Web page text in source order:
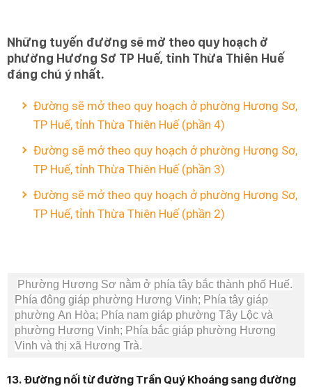
Những tuyến đường sẽ mở theo quy hoạch ở
phường Hương Sơ TP Huế, tỉnh Thừa Thiên Huế
đáng chú ý nhất.
Đường sẽ mở theo quy hoạch ở phường Hương Sơ,
TP Huế, tỉnh Thừa Thiên Huế (phần 4)
Đường sẽ mở theo quy hoạch ở phường Hương Sơ,
TP Huế, tỉnh Thừa Thiên Huế (phần 3)
Đường sẽ mở theo quy hoạch ở phường Hương Sơ,
TP Huế, tỉnh Thừa Thiên Huế (phần 2)
Phường Hương Sơ nằm ở phía tây bắc thành phố Huế.
Phía đông giáp phường Hương Vinh; Phía tây giáp
phường An Hòa; Phía nam giáp phường Tây Lộc và
phường Hương Vinh; Phía bắc giáp phường Hương
Vinh và thị xã Hương Trà.
13. Đường nối từ đường Trần Quý Khoáng sang đường